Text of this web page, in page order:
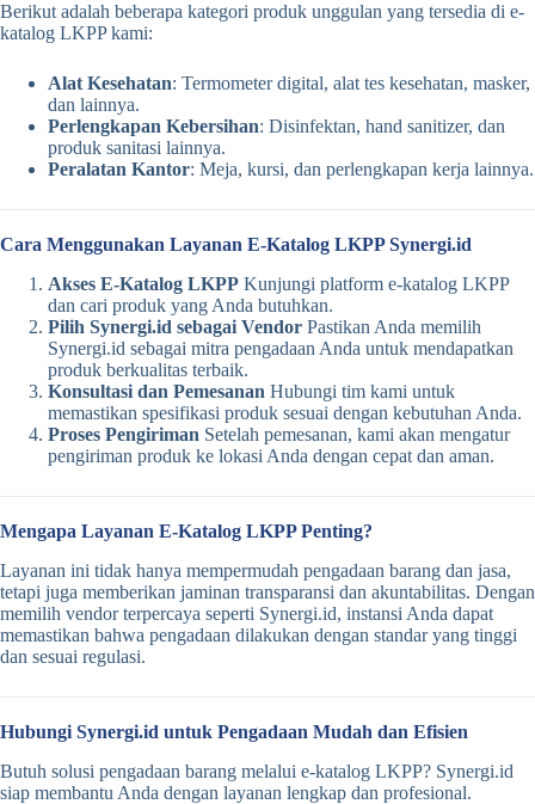
Berikut adalah beberapa kategori produk unggulan yang tersedia di e-
katalog LKPP kami:
Alat Kesehatan: Termometer digital, alat tes kesehatan, masker,
dan lainnya.
Perlengkapan Kebersihan: Disinfektan, hand sanitizer, dan
produk sanitasi lainnya.
Peralatan Kantor: Meja, kursi, dan perlengkapan kerja lainnya.
Cara Menggunakan Layanan E-Katalog LKPP Synergi.id
Akses E-Katalog LKPP Kunjungi platform e-katalog LKPP
dan cari produk yang Anda butuhkan.
Pilih Synergi.id sebagai Vendor Pastikan Anda memilih
Synergi.id sebagai mitra pengadaan Anda untuk mendapatkan
produk berkualitas terbaik.
Konsultasi dan Pemesanan Hubungi tim kami untuk
memastikan spesifikasi produk sesuai dengan kebutuhan Anda.
Proses Pengiriman Setelah pemesanan, kami akan mengatur
pengiriman produk ke lokasi Anda dengan cepat dan aman.
Mengapa Layanan E-Katalog LKPP Penting?
Layanan ini tidak hanya mempermudah pengadaan barang dan jasa,
tetapi juga memberikan jaminan transparansi dan akuntabilitas. Dengan
memilih vendor terpercaya seperti Synergi.id, instansi Anda dapat
memastikan bahwa pengadaan dilakukan dengan standar yang tinggi
dan sesuai regulasi.
Hubungi Synergi.id untuk Pengadaan Mudah dan Efisien
Butuh solusi pengadaan barang melalui e-katalog LKPP? Synergi.id
siap membantu Anda dengan layanan lengkap dan profesional.